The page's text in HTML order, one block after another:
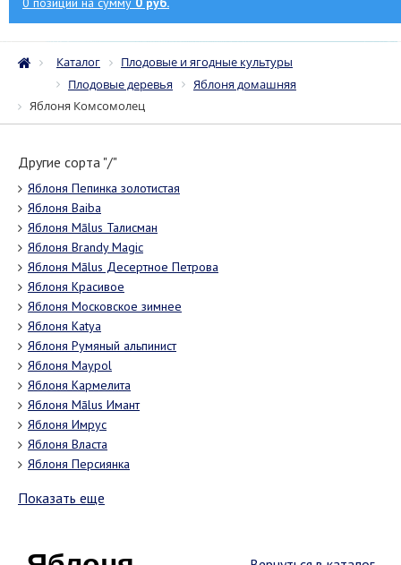
Каталог
Плодовые и ягодные культуры
Плодовые деревья
Яблоня домашняя
Яблоня Комсомолец
Другие сорта "/"
Яблоня Пепинка золотистая
Яблоня Baiba
Яблоня Mālus Талисман
Яблоня Brandy Magic
Яблоня Mālus Десертное Петрова
Яблоня Красивое
Яблоня Московское зимнее
Яблоня Кatya
Яблоня Румяный альпинист
Яблоня Мaypol
Яблоня Кармелита
Яблоня Mālus Имант
Яблоня Имрус
Яблоня Власта
Яблоня Персиянка
Показать еще